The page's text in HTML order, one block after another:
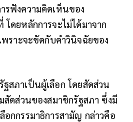
รฟังความคิดเห็นของ
ดยหลักการจะไม่ได้มาจาก
พราะจะขัดกับคำวินิจฉัยของ
สภาเป็นผู้เลือก โดยสัดส่วน
สัดส่วนของสมาชิกรัฐสภา ซึ่งมี
อกกรรมาธิการสามัญ กล่าวคือ